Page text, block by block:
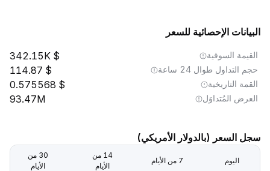
البيانات الإحصائية للسعر
القيمة السوقية 342.15K
حجم التداول طوال 24 ساعة 114.87
القمة التاريخية 0.575568
العرض المُتداوَل 93.47M
سجل السعر (بالدولار الأمريكي)
اليوم 7 من الأيام
14 من
الأيام
30 من
الأيام